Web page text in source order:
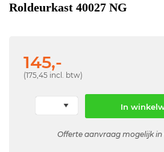
Roldeurkast 40027 NG
145,-
(175,45 incl. btw)
In
Offerte aanvraag mogelijk